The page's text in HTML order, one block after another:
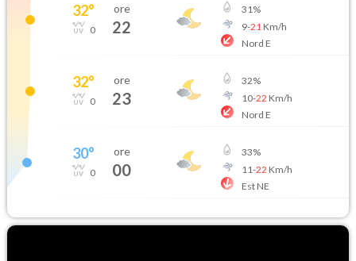
32°
0
ore
22
31%
9-21 Km/h
Nord E
32°
0
ore
23
32%
10-22 Km/h
Nord E
30°
0
ore
00
33%
11-22 Km/h
Est NE